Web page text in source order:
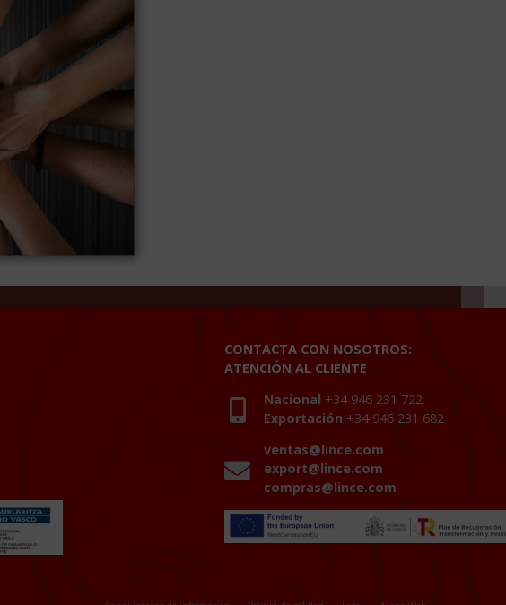
CONTACTA CON NOSOTROS:
ATENCIÓN AL CLIENTE
Nacional +34 946 231 722
Exportación +34 946 231 682
ventas@lince.com
export@lince.com
compras@lince.com